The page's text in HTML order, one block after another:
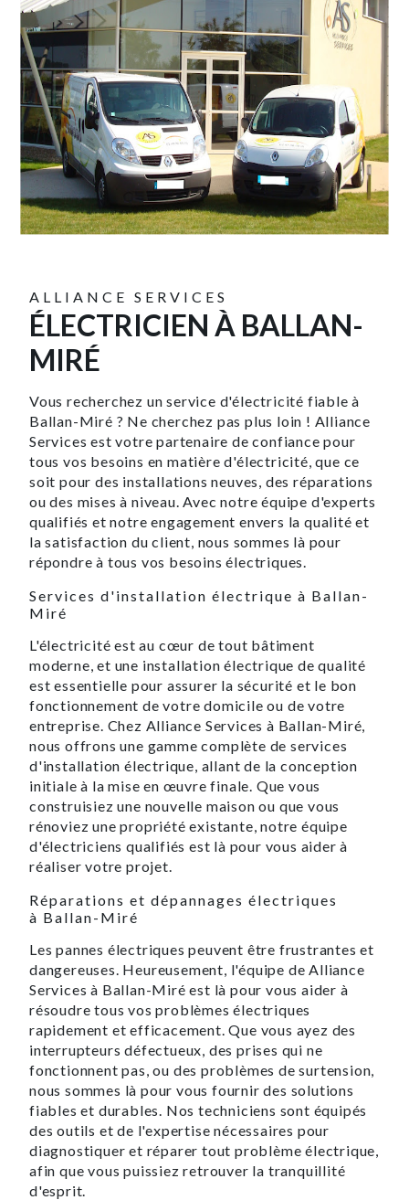
ALLIANCE SERVICES
ÉLECTRICIEN À BALLAN-
MIRÉ
Vous recherchez un service d'électricité fiable à
Ballan-Miré ? Ne cherchez pas plus loin ! Alliance
Services est votre partenaire de confiance pour
tous vos besoins en matière d'électricité, que ce
soit pour des installations neuves, des réparations
ou des mises à niveau. Avec notre équipe d'experts
qualifiés et notre engagement envers la qualité et
la satisfaction du client, nous sommes là pour
répondre à tous vos besoins électriques.
Services d'installation électrique à Ballan-
Miré
L'électricité est au cœur de tout bâtiment
moderne, et une installation électrique de qualité
est essentielle pour assurer la sécurité et le bon
fonctionnement de votre domicile ou de votre
entreprise. Chez Alliance Services à Ballan-Miré,
nous offrons une gamme complète de services
d'installation électrique, allant de la conception
initiale à la mise en œuvre finale. Que vous
construisiez une nouvelle maison ou que vous
rénoviez une propriété existante, notre équipe
d'électriciens qualifiés est là pour vous aider à
réaliser votre projet.
Réparations et dépannages électriques
à Ballan-Miré
Les pannes électriques peuvent être frustrantes et
dangereuses. Heureusement, l'équipe de Alliance
Services à Ballan-Miré est là pour vous aider à
résoudre tous vos problèmes électriques
rapidement et efficacement. Que vous ayez des
interrupteurs défectueux, des prises qui ne
fonctionnent pas, ou des problèmes de surtension,
nous sommes là pour vous fournir des solutions
fiables et durables. Nos techniciens sont équipés
des outils et de l'expertise nécessaires pour
diagnostiquer et réparer tout problème électrique,
afin que vous puissiez retrouver la tranquillité
d'esprit.